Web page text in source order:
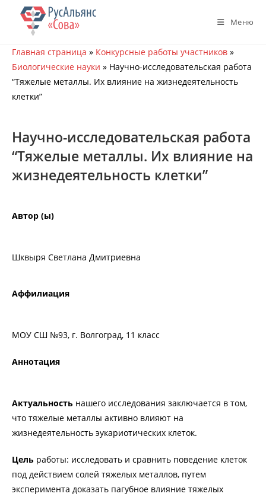
Перейти
содержимому
Меню
Главная страница » Конкурсные работы участников »
Биологические науки » Научно-исследовательская работа
“Тяжелые металлы. Их влияние на жизнедеятельность
клетки”
Научно-исследовательская работа
“Тяжелые металлы. Их влияние на
жизнедеятельность клетки”
Автор (ы)
Шквыря Светлана Дмитриевна
Аффилиация
МОУ СШ №93, г. Волгоград, 11 класс
Аннотация
Актуальность нашего исследования заключается в том,
что тяжелые металлы активно влияют на
жизнедеятельность эукариотических клеток.
Цель работы: исследовать и сравнить поведение клеток
под действием солей тяжелых металлов, путем
эксперимента доказать пагубное влияние тяжелых